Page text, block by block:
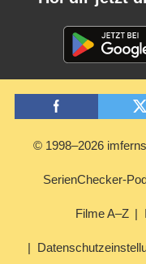
© 1998–2026
SerienChecker-
Filme A–Z